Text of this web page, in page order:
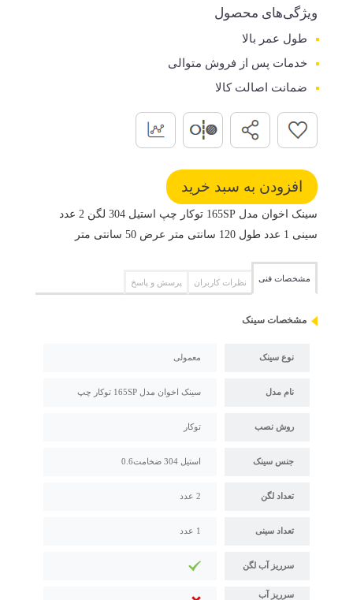
ویژگی‌های محصول
طول عمر بالا
خدمات پس از فروش متوالی
ضمانت اصالت کالا
سینک اخوان مدل 165SP توکار چپ استیل 304 لگن 2 عدد
سینی 1 عدد طول 120 سانتی متر عرض 50 سانتی متر
مشخصات فنی نظرات کاربران پرسش و پاسخ
مشخصات سینک
نوع سینک معمولی
نام مدل سینک اخوان مدل 165SP توکار چپ
روش نصب توکار
جنس سینک استیل 304 ضخامت0.6
تعداد لگن 2 عدد
تعداد سینی 1 عدد
سرریز آب لگن
سرریز آب